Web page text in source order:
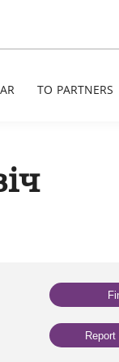
TO PARTNERS